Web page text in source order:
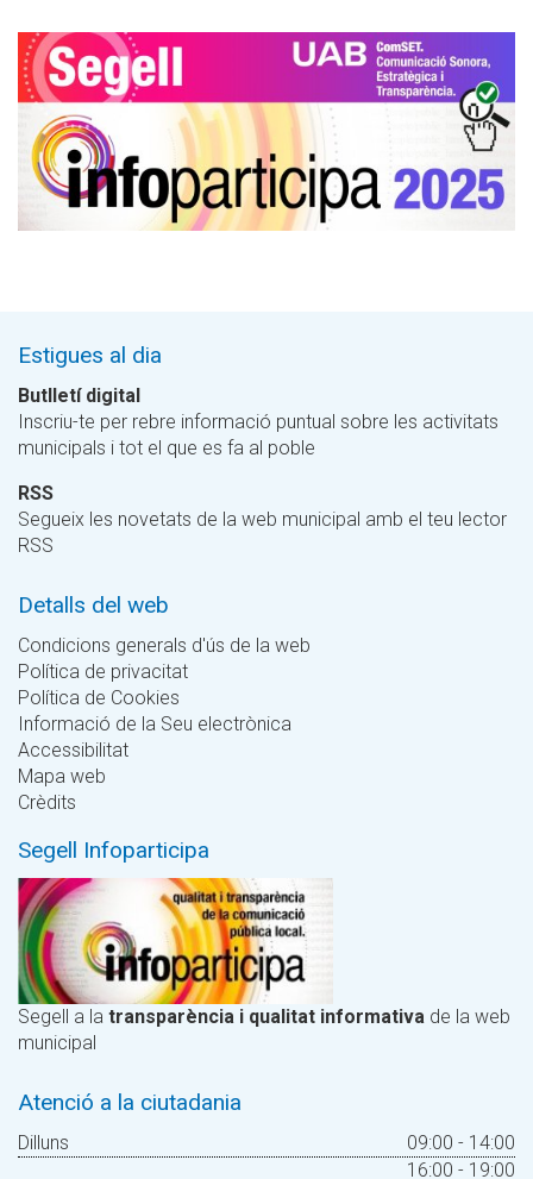
Estigues al dia
Butlletí digital
Inscriu-te per rebre informació puntual sobre les activitats
municipals i tot el que es fa al poble
RSS
Segueix les novetats de la web municipal amb el teu lector
RSS
Detalls del web
Condicions generals d'ús de la web
Política de privacitat
Política de Cookies
Informació de la Seu electrònica
Accessibilitat
Mapa web
Crèdits
Segell Infoparticipa
Segell a la transparència i qualitat informativa de la web
municipal
Atenció a la ciutadania
Dilluns
09:00 - 14:00
16:00 - 19:00